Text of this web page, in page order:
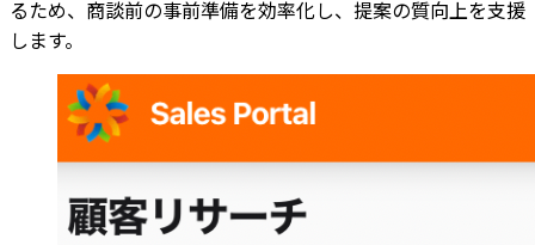
るため、商談前の事前準備を効率化し、提案の質向上を支援
します。